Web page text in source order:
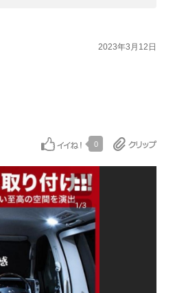
2023年3月12日
0